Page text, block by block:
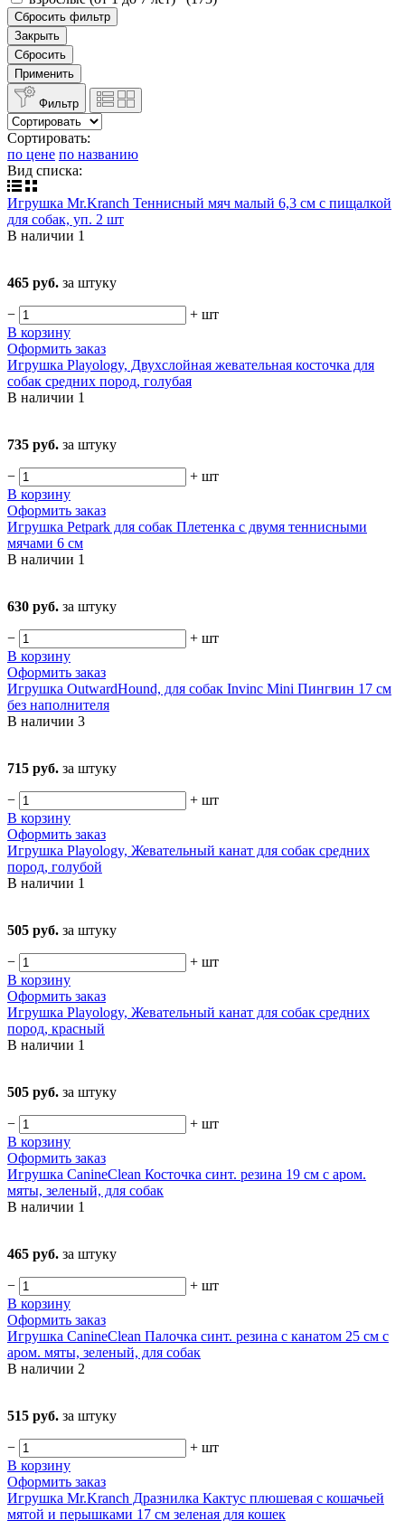
Сбросить фильтр
Закрыть
Сбросить
Применить
Фильтр
Сортировать:
по цене по названию
Вид списка:
Игрушка Mr.Kranch Теннисный мяч малый 6,3 см с пищалкой
для собак, уп. 2 шт
В наличии 1
465 руб. за штуку
− + шт
В корзину
Оформить заказ
Игрушка Playology, Двухслойная жевательная косточка для
собак средних пород, голубая
В наличии 1
735 руб. за штуку
− + шт
В корзину
Оформить заказ
Игрушка Petpark для собак Плетенка с двумя теннисными
мячами 6 см
В наличии 1
630 руб. за штуку
− + шт
В корзину
Оформить заказ
Игрушка OutwardHound, для собак Invinc Mini Пингвин 17 см
без наполнителя
В наличии 3
715 руб. за штуку
− + шт
В корзину
Оформить заказ
Игрушка Playology, Жевательный канат для собак средних
пород, голубой
В наличии 1
505 руб. за штуку
− + шт
В корзину
Оформить заказ
Игрушка Playology, Жевательный канат для собак средних
пород, красный
В наличии 1
505 руб. за штуку
− + шт
В корзину
Оформить заказ
Игрушка CanineClean Косточка синт. резина 19 см с аром.
мяты, зеленый, для собак
В наличии 1
465 руб. за штуку
− + шт
В корзину
Оформить заказ
Игрушка CanineClean Палочка синт. резина с канатом 25 см с
аром. мяты, зеленый, для собак
В наличии 2
515 руб. за штуку
− + шт
В корзину
Оформить заказ
Игрушка Mr.Kranch Дразнилка Кактус плюшевая с кошачьей
мятой и перышками 17 см зеленая для кошек